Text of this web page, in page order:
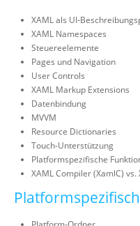
XAML als UI-
XAML Namespaces
Steuereelemente
Pages und Navigation
User Controls
XAML Markup Extensions
Datenbindung
MVVM
Resource Dictionaries
Touch-Unterstützung
Platformspezifische
XAML Compiler (XamlC)